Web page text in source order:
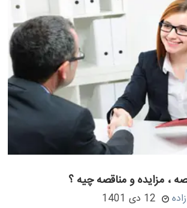
، مزایده و مناقصه چیه ؟
12 دی 1401